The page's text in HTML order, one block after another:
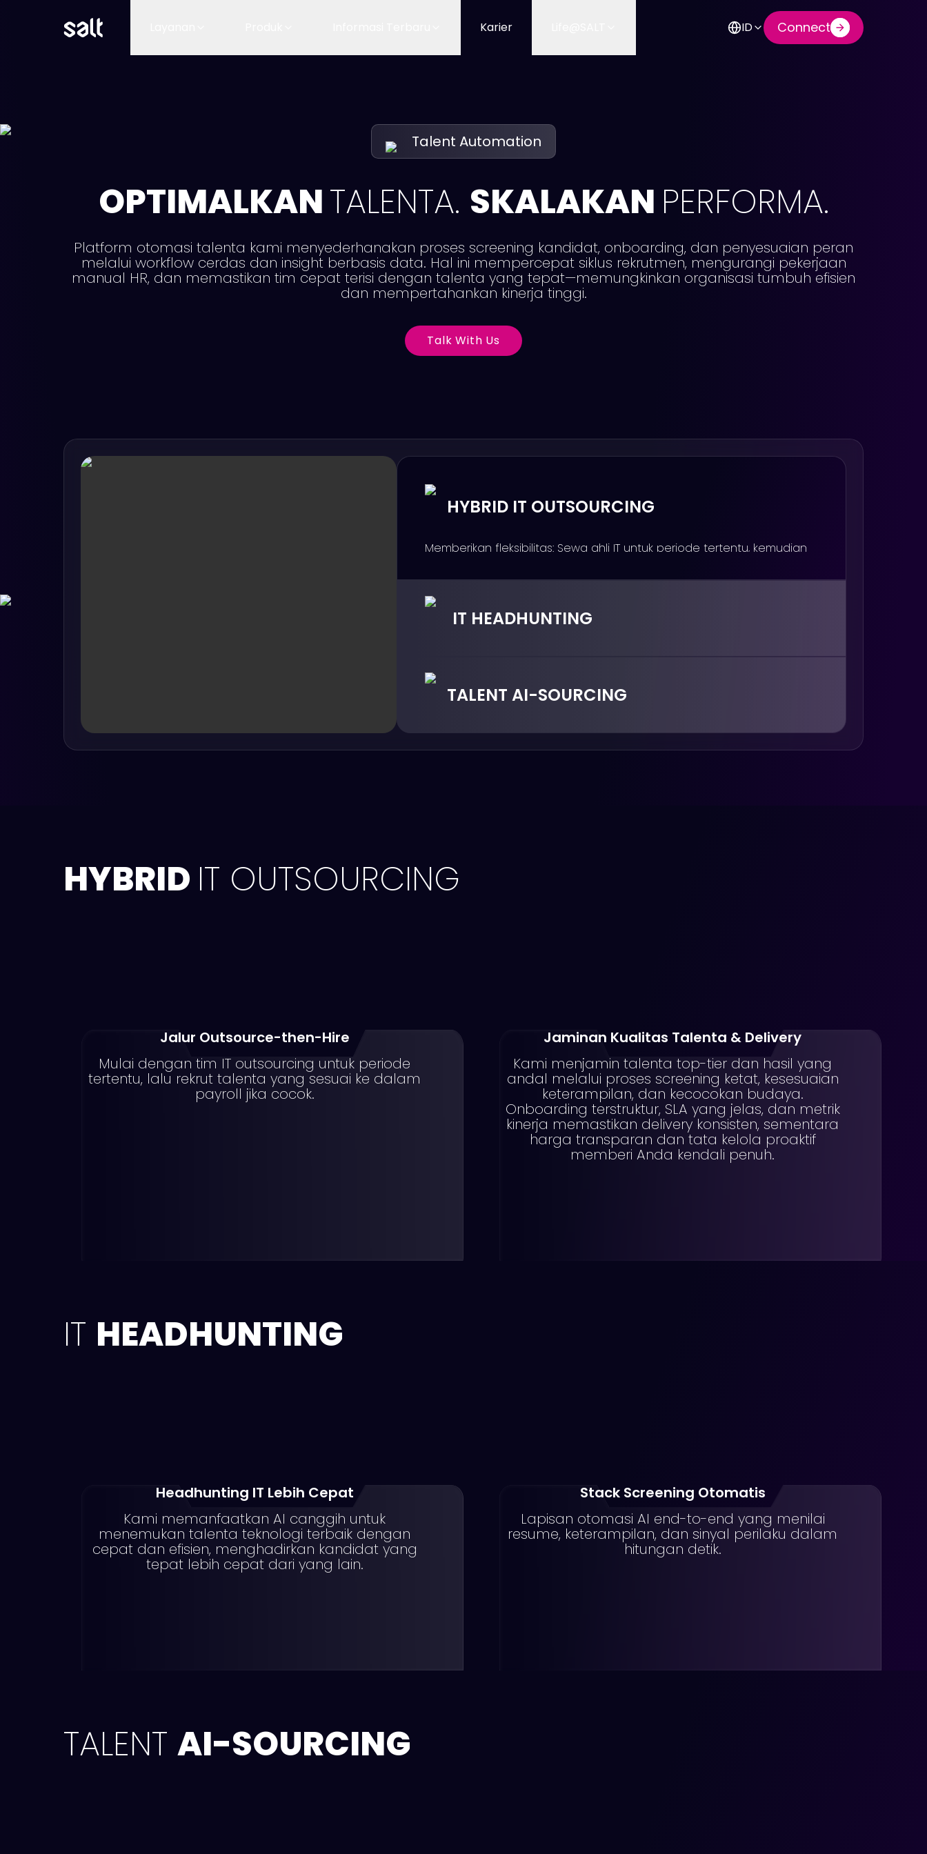
Karier ID Connect
Talent Automation
OPTIMALKANTALENTA. SKALAKAN PERFORMA.
Platform otomasi talenta kami menyederhanakan proses screening kandidat, onboarding, dan penyesuaian peran
melalui workflow cerdas dan insight berbasis data. Hal ini mempercepat siklus rekrutmen, mengurangi pekerjaan
manual HR, dan memastikan tim cepat terisi dengan talenta yang tepat—memungkinkan organisasi tumbuh efisien
dan mempertahankan kinerja tinggi.
Talk With Us
HYBRID IT OUTSOURCING
Memberikan fleksibilitas: Sewa ahli IT untuk periode tertentu, kemudian
IT HEADHUNTING
TALENT AI-SOURCING
menampilkan kandidat yang paling sesuai dalam skala besar.
HYBRID IT OUTSOURCING
Jalur Outsource-then-Hire
Mulai dengan tim IT outsourcing untuk periode
tertentu, lalu rekrut talenta yang sesuai ke dalam
payroll jika cocok.
Jaminan Kualitas Talenta & Delivery
Kami menjamin talenta top-tier dan hasil yang
andal melalui proses screening ketat, kesesuaian
keterampilan, dan kecocokan budaya.
Onboarding terstruktur, SLA yang jelas, dan metrik
kinerja memastikan delivery konsisten, sementara
harga transparan dan tata kelola proaktif
memberi Anda kendali penuh.
IT HEADHUNTING
Headhunting IT Lebih Cepat
Kami memanfaatkan AI canggih untuk
menemukan talenta teknologi terbaik dengan
cepat dan efisien, menghadirkan kandidat yang
tepat lebih cepat dari yang lain.
Stack Screening Otomatis
Lapisan otomasi AI end-to-end yang menilai
resume, keterampilan, dan sinyal perilaku dalam
hitungan detik.
TALENT AI-SOURCING